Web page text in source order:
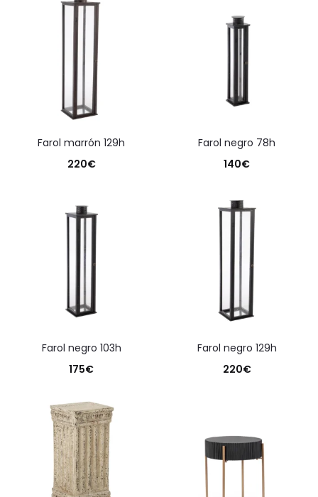
farol marrón 129h
220€
farol negro 78h
140€
farol negro 103h
175€
farol negro 129h
220€